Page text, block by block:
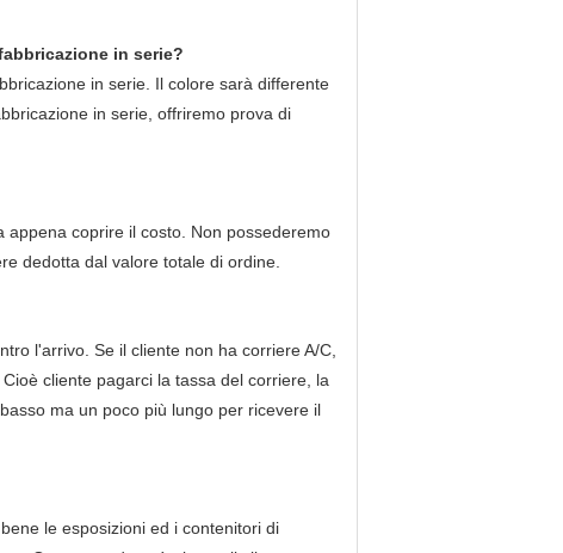
in serie?
in serie. Il colore sarà differente
in serie, offriremo prova di
coprire il costo. Non possederemo
dedotta dal valore totale di ordine.
l'arrivo. Se il cliente non ha corriere A/C,
cliente pagarci la tassa del corriere, la
ma un poco più lungo per ricevere il
le esposizioni ed i contenitori di